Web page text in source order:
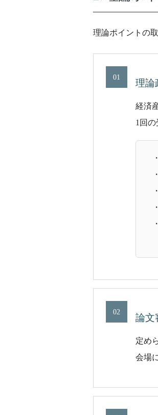
理論ポイントの
01
理論
経済
1回
02
論文
定め
会場